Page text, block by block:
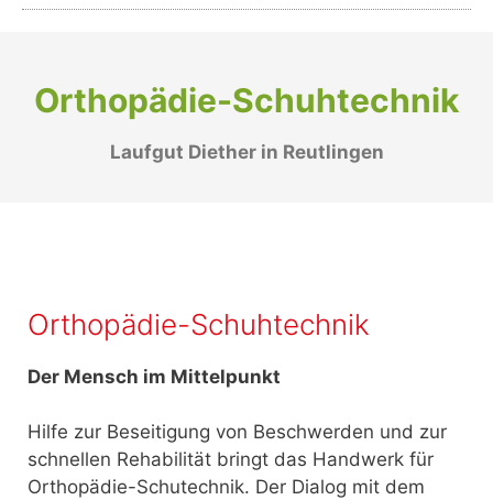
Orthopädie-Schuhtechnik
Laufgut Diether in Reutlingen
Orthopädie-Schuhtechnik
Der Mensch im Mittelpunkt
Hilfe zur Beseitigung von Beschwerden und zur
schnellen Rehabilität bringt das Handwerk für
Orthopädie-Schutechnik. Der Dialog mit dem